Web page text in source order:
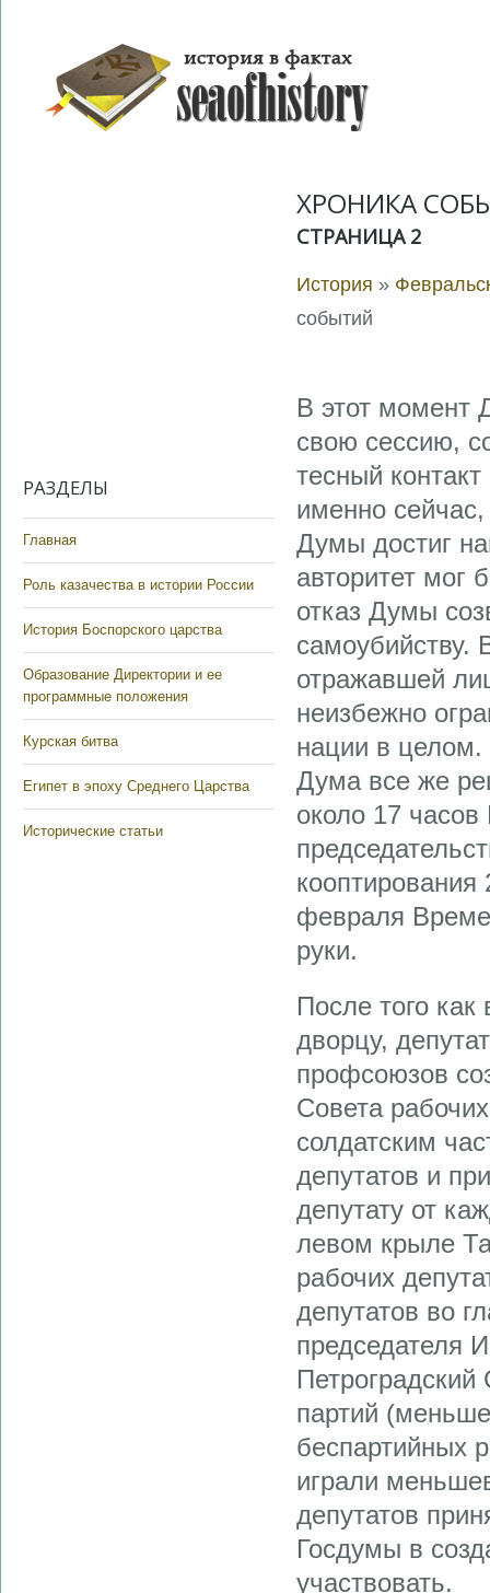
РАЗДЕЛЫ
Главная
Роль казачества в истории России
История Боспорского царства
Образование Директории и ее
программные положения
Курская битва
Египет в эпоху Среднего Царства
Исторические статьи
ХРОНИКА
СТРАНИЦА 2
История »
событий
В этот момент
свою сессию,
тесный
именно
Думы достиг
авторитет мог
отказ Думы
самоубийству.
отражавшей
неизбежно
нации в целом.
Дума все же
около 17
февраля
руки.
После того
дворцу,
профсоюзов
Совета
солдатским
депутатов и
депутату от
левом крыле
рабочих
депутатов во
председателя
партий
беспартийных
играли
депутатов
Госдумы в
участвовать.